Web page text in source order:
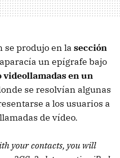
se produjo en la sección
un epígrafe bajo
videollamadas en un
se resolvían algunas
a los usuarios a
de vídeo.
your contacts, you will